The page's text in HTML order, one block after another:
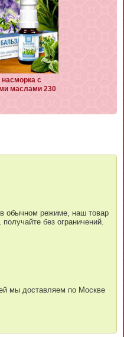
насморка с
маслами 230
обычном режиме, наш товар
без ограничений.
мы доставляем по Москве